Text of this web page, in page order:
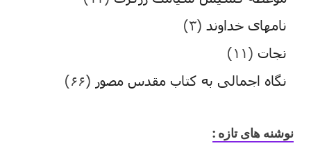
نامهای خداوند (۳)
نجات (۱۱)
نگاه اجمالی به کتاب مقدس مصور (۶۶)
نوشنه های تازه :